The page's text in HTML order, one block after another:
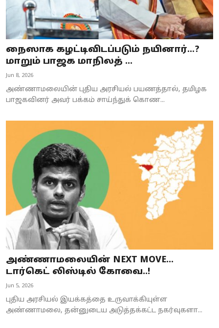
நைஸாக கழட்டிவிடப்படும் நயினார்...?
மாறும் பாஜக மாநிலத் ...
Jun 8, 2026
அண்ணாமலையின் புதிய அரசியல் பயணத்தால், தமிழக
பாஜகவினர் அவர் பக்கம் சாய்ந்துக் கொண...
அண்ணாமலையின் NEXT MOVE...
டார்கெட் லிஸ்டில் கோவை..!
Jun 5, 2026
புதிய அரசியல் இயக்கத்தை உருவாக்கியுள்ள
அண்ணாமலை, தன்னுடைய அடுத்தக்கட்ட நகர்வுகளா...